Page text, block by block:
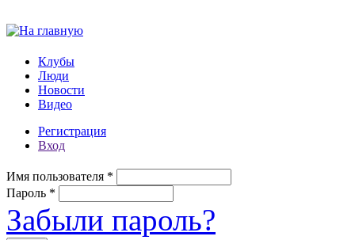
Клубы
Люди
Новости
Видео
Регистрация
Вход
Имя пользователя *
Пароль *
Забыли пароль?